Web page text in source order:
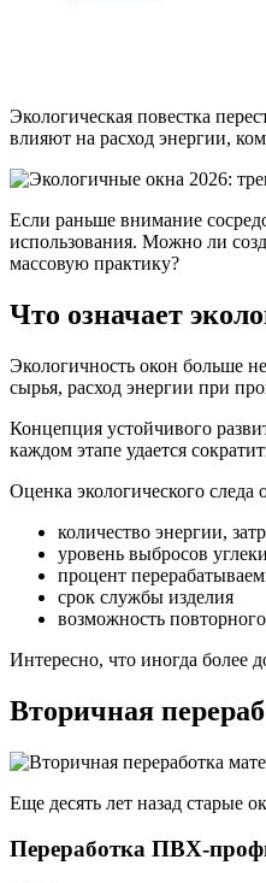
Экологическая повестка
влияют на расход энергии,
Если раньше внимание
использования. Можно ли
массовую практику?
Что означает
Экологичность окон больше
сырья, расход энергии при
Концепция устойчивого
каждом этапе удается
Оценка экологического следа
количество энергии,
уровень выбросов
процент
срок службы изделия
возможность
Интересно, что иногда более
Вторичная
Еще десять лет назад старые
Переработка ПВХ-